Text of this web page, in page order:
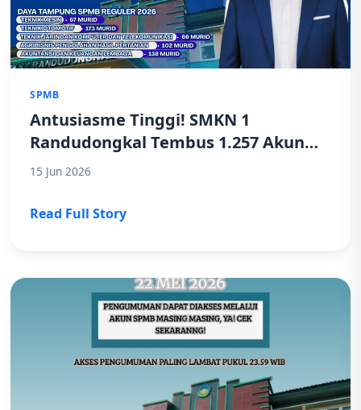
SPMB
Antusiasme Tinggi! SMKN 1
Randudongkal Tembus 1.257 Akun
Terverifikasi dan Teraktivasi pada
15 Jun 2026
Read Full Story